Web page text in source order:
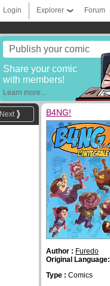
Forum
Explorer
Login
Publish your comic
Share your comic
with members!
Learn more...
Next B4NG!
Author : Furedo
Original Language:
Type : Comics